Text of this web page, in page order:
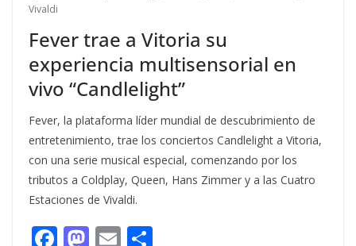
Vivaldi
Fever trae a Vitoria su
experiencia multisensorial en
vivo “Candlelight”
Fever, la plataforma líder mundial de descubrimiento de
entretenimiento, trae los conciertos Candlelight a Vitoria,
con una serie musical especial, comenzando por los
tributos a Coldplay, Queen, Hans Zimmer y a las Cuatro
Estaciones de Vivaldi.
F M E